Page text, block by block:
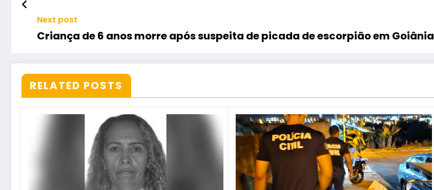
Next post
Criança de 6 anos morre após suspeita de picada de escorpião em Goiânia
RELATED POSTS